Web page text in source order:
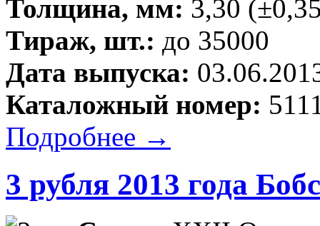
Толщина, мм: 3,30
Тираж, шт.: до 35000
Дата выпуска:
Каталожный номер:
Подробнее →
3 рубля 2013 года